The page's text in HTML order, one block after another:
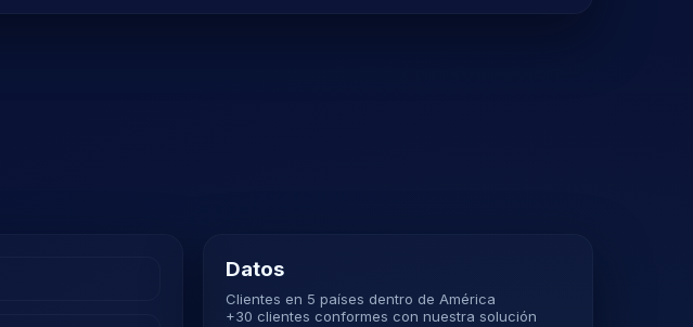
Datos
Clientes en 5 países dentro de América
+30 clientes conformes con nuestra solución